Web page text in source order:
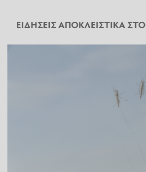
ΕΙΔΗΣΕΙΣ ΑΠΟΚΛΕΙΣΤΙΚΑ ΣΤΟ